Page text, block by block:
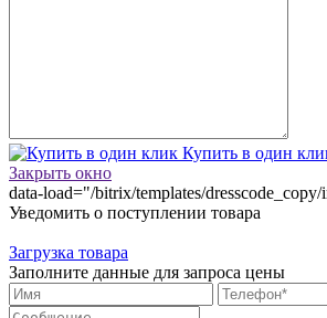
Купить в один
Закрыть окно
data-load="/bitrix/templates/
Уведомить о поступлении товара
Загрузка товара
Заполните данные для запроса цены